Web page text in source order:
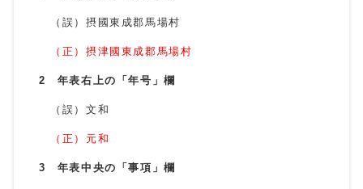
（誤）摂國東成郡馬場村
（正）摂津國東成郡馬場村
2 年表右上の「年号」欄
（誤）文和
（正）元和
3 年表中央の「事項」欄